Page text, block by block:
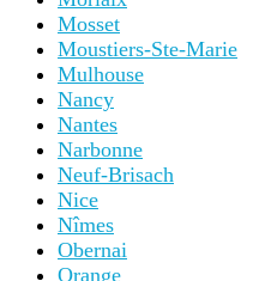
Mosset
Moustiers-Ste-Marie
Mulhouse
Nancy
Nantes
Narbonne
Neuf-Brisach
Nice
Nîmes
Obernai
Orange